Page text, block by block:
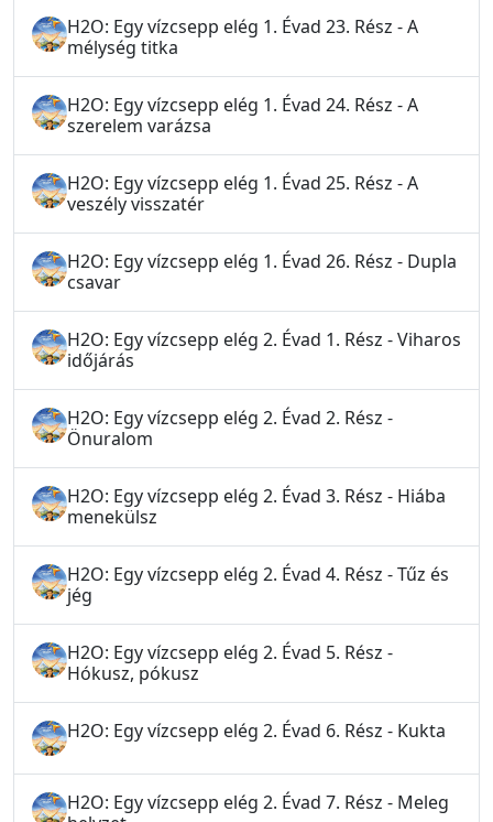
H2O: Egy vízcsepp elég 1. Évad 23. Rész - A
mélység titka
H2O: Egy vízcsepp elég 1. Évad 24. Rész - A
szerelem varázsa
H2O: Egy vízcsepp elég 1. Évad 25. Rész - A
veszély visszatér
H2O: Egy vízcsepp elég 1. Évad 26. Rész - Dupla
csavar
H2O: Egy vízcsepp elég 2. Évad 1. Rész - Viharos
időjárás
H2O: Egy vízcsepp elég 2. Évad 2. Rész -
Önuralom
H2O: Egy vízcsepp elég 2. Évad 3. Rész - Hiába
menekülsz
H2O: Egy vízcsepp elég 2. Évad 4. Rész - Tűz és
jég
H2O: Egy vízcsepp elég 2. Évad 5. Rész -
Hókusz, pókusz
H2O: Egy vízcsepp elég 2. Évad 6. Rész - Kukta
H2O: Egy vízcsepp elég 2. Évad 7. Rész - Meleg